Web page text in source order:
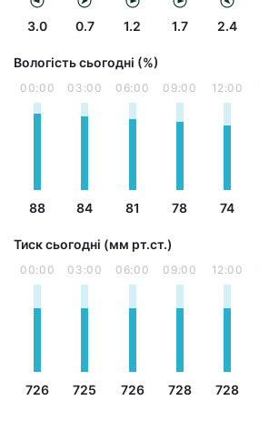
3.0 0.7 1.2 1.7 2.4
Вологість сьогодні (%)
00:00
88
03:00
84
06:00
81
09:00
78
12:00
74
Тиск сьогодні (мм рт.ст.)
00:00
726
03:00
725
06:00
726
09:00
728
12:00
728